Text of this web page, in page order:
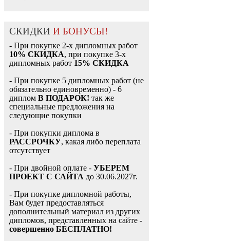
СКИДКИ И БОНУСЫ!
- При покупке 2-х дипломных работ
10% СКИДКА, при покупке 3-х
дипломных работ 15% СКИДКА
- При покупке 5 дипломных работ (не
обязательно единовременно) - 6
диплом В ПОДАРОК! так же
специальные предложения на
следующие покупки
- При покупки диплома в
РАССРОЧКУ, какая либо переплата
отсутствует
- При двойной оплате - УБЕРЕМ
ПРОЕКТ С САЙТА до 30.06.2027г.
- При покупке дипломной работы,
Вам будет предоставляться
дополнительный материал из других
дипломов, представленных на сайте -
совершенно БЕСПЛАТНО!